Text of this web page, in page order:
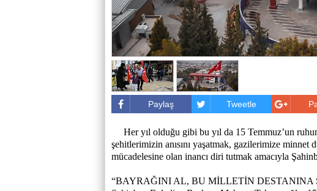
Paylaş Tweetle
Her yıl olduğu gibi bu yıl da 15 Temmuz’un
şehitlerimizin anısını yaşatmak, gazilerimize minnet
mücadelesine olan inancı diri tutmak amacıyla
“BAYRAĞINI AL, BU MİLLETİN DESTANINA